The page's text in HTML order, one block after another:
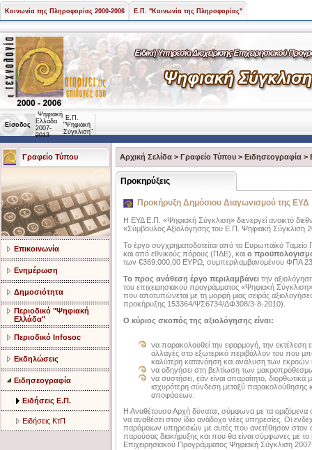
Κοινωνία της Πληροφορίας 2000-2006 Ε.Π. "Κοινωνία της Πληροφορίας"
Είσοδος
Ψηφιακή
Ελλάδα
2007-
2013
Ε.Π.
"Ψηφιακή
Σύγκλιση"
Γραφείο Τύπου
Επικοινωνία
Ενημέρωση
Δημοσιότητα
Περιοδικό "Ψηφιακή
Ελλάδα"
Περιοδικό Infosoc
Εκδηλώσεις
Ειδησεογραφία
Ειδήσεις Ε.Π.
Ειδήσεις ΚτΠ
Αρχική Σελίδα > Γραφείο Τύπου > Ειδησεογραφία >
Προκηρύξεις
Προκήρυξη Δημόσιου Διαγωνισμού της ΕΥΔ
Η ΕΥΔ Ε.Π. «Ψηφιακή Σύγκλιση» διενεργεί ανοικτό
«Σύμβουλος Αξιολόγησης του Ε.Π. Ψηφιακή Σύγκλιση
Το έργο συγχρηματοδοτείται από το Ευρωπαϊκό Ταμείο
και από εθνικούς πόρους (ΠΔΕ), και ο
των €369.000,00 ΕΥΡΩ, συμπεριλαμβανομένου ΦΠΑ
Το προς ανάθεση έργο περιλαμβάνει την
του επιχειρησιακού προγράμματος «Ψηφιακή
που αποτυπώνεται με τη μορφή μιας σειράς
προκήρυξης 153364/ΨΣ6734/ΔΦ308/3-8-2010).
Ο κύριος σκοπός της αξιολόγησης είναι:
να παρακολουθεί την εφαρμογή, την εκτέλεση
αλλαγές στο εξωτερικό περιβάλλον του που
καλύτερη κατανόηση και ανάλυση των
να οδηγήσει στη βελτίωση των
να συστήσει, εάν είναι απαραίτητο,
ισχυρότερη σύνδεση μεταξύ παρακολούθησης
αποφάσεων.
Η Αναθέτουσα Αρχή δύναται, σύμφωνα με τα
να αναθέσει στον ίδιο ανάδοχο νέες υπηρεσίες. Οι
παρόμοιων υπηρεσιών με αυτές που ανετέθησαν στον
παρούσας διακήρυξης και που θα είναι σύμφωνες με
Επιχειρησιακού Προγράμματος Ψηφιακή Σύγκλιση